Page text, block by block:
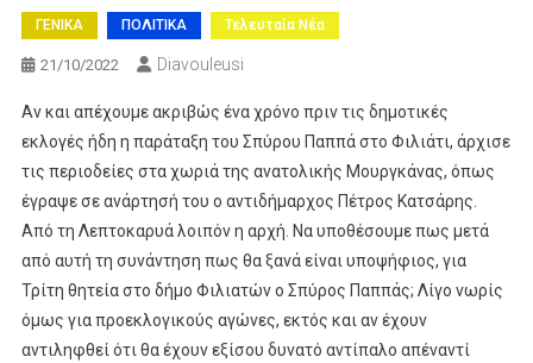
ΓΕΝΙΚΑ ΠΟΛΙΤΙΚΑ Τελευταία Νέα
21/10/2022 Diavouleusi
Αν και απέχουμε ακριβώς ένα χρόνο πριν τις δημοτικές
εκλογές ήδη η παράταξη του Σπύρου Παππά στο Φιλιάτι, άρχισε
τις περιοδείες στα χωριά της ανατολικής Μουργκάνας, όπως
έγραψε σε ανάρτησή του ο αντιδήμαρχος Πέτρος Κατσάρης.
Από τη Λεπτοκαρυά λοιπόν η αρχή. Να υποθέσουμε πως μετά
από αυτή τη συνάντηση πως θα ξανά είναι υποψήφιος, για
Τρίτη θητεία στο δήμο Φιλιατών ο Σπύρος Παππάς; Λίγο νωρίς
όμως για προεκλογικούς αγώνες, εκτός και αν έχουν
αντιληφθεί ότι θα έχουν εξίσου δυνατό αντίπαλο απέναντί